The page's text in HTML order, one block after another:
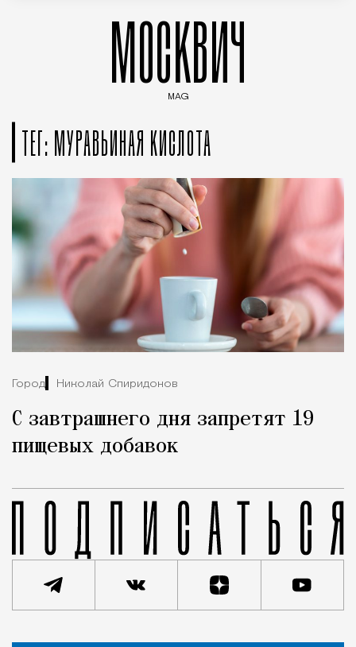
МОСКВИЧ
MAG
ТЕГ: МУРАВЬИНАЯ КИСЛОТА
Город Николай Спиридонов
С завтрашнего дня запретят 19
пищевых добавок